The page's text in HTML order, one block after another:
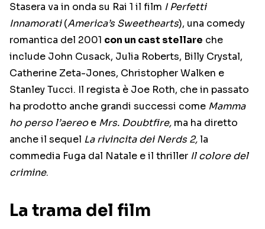
Stasera va in onda su Rai 1 il film I Perfetti
Innamorati(America’s Sweethearts), una comedy
romantica del 2001 con un cast stellare che
include John Cusack, Julia Roberts, Billy Crystal,
Catherine Zeta-Jones, Christopher Walken e
Stanley Tucci. Il regista è Joe Roth, che in passato
ha prodotto anche grandi successi come Mamma
ho perso l’aereoe Mrs. Doubtfire, ma ha diretto
anche il sequel La rivincita dei Nerds 2,la
commedia Fuga dal Natale e il thriller Il colore del
crimine.
La trama del film